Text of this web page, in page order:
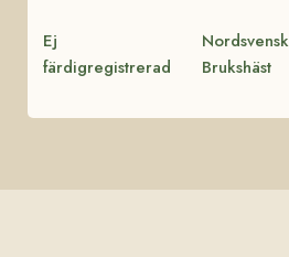
Ej
färdigregistrerad
Nordsvensk
Brukshäst